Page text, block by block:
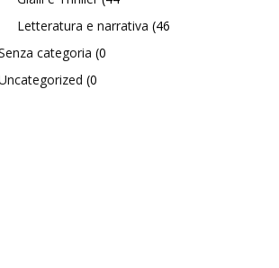
Letteratura e narrativa (46
categoria (0
(0